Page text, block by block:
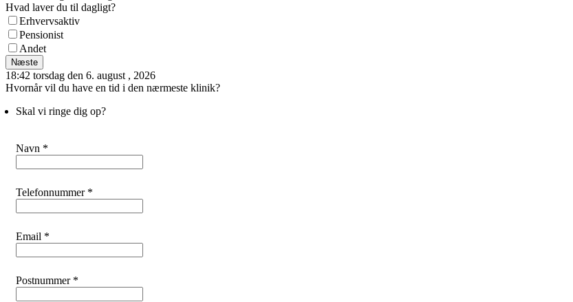
Hvad laver du til dagligt?
Erhvervsaktiv
Pensionist
Andet
Næste
18:42 torsdag den 6. august , 2026
Hvornår vil du have en tid i den nærmeste klinik?
Skal vi ringe dig op?
Navn *
Telefonnummer *
Email *
Postnummer *